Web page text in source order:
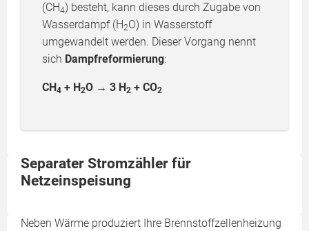
(CH4) besteht, kann dieses durch Zugabe von
Wasserdampf (H2O) in Wasserstoff
umgewandelt werden. Dieser Vorgang nennt
sich Dampfreformierung:
CH4 + H2O → 3 H2 + CO2
Separater Stromzähler für
Netzeinspeisung
Neben Wärme produziert Ihre Brennstoffzellenheizung